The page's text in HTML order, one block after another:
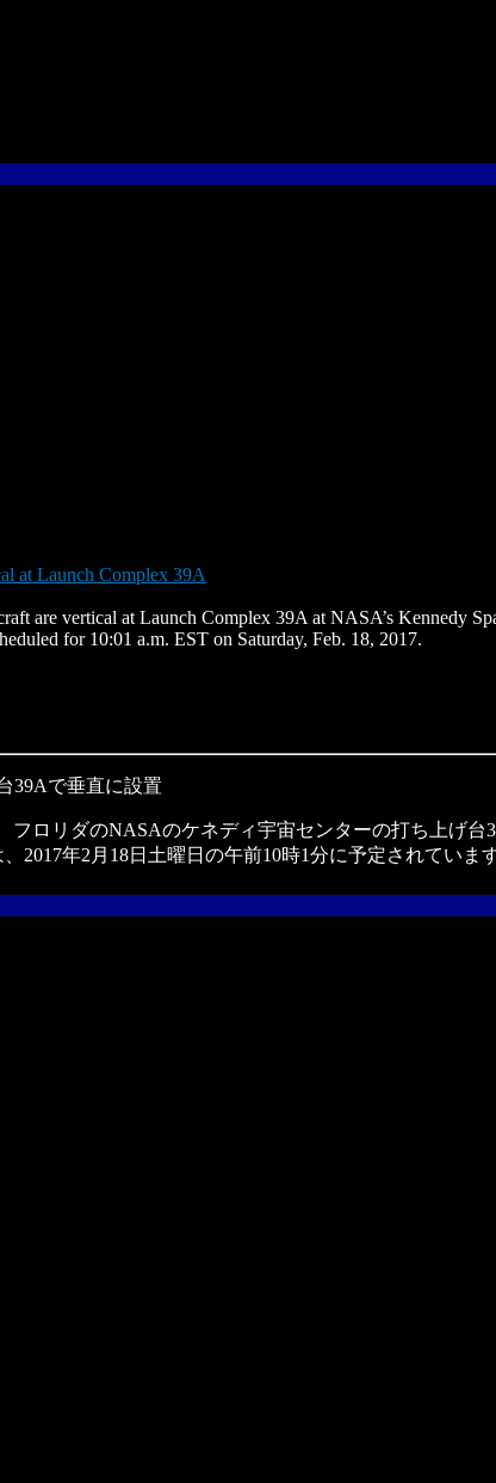
at Launch Complex 39A
are vertical at Launch Complex 39A at NASA’s Kennedy
for 10:01 a.m. EST on Saturday, Feb. 18, 2017.
39Aで垂直に設置
ロリダのNASAのケネディ宇宙センターの打ち上げ
年2月18日土曜日の午前10時1分に予定されています